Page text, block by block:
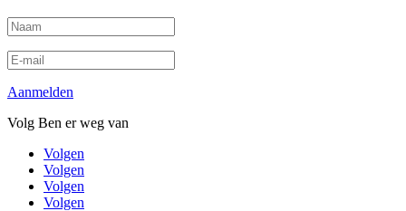
Aanmelden
Volg Ben er weg van
Volgen
Volgen
Volgen
Volgen